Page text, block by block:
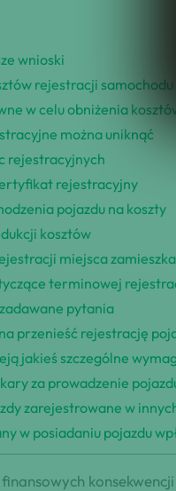
wnioski
rejestracji samochodu
w celu obniżenia
można uniknąć
rejestracyjnych
rejestracyjny
pojazdu na koszty
kosztów
miejsca
terminowej
pytania
przenieść rejestrację
jakieś szczególne
za prowadzenie
zarejestrowane w
w posiadaniu pojazdu